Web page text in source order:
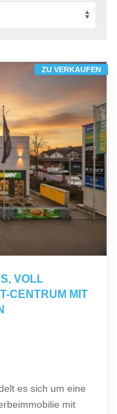
VOLL
CENTRUM MIT
es sich um eine
mit
ZU VERKAUFEN